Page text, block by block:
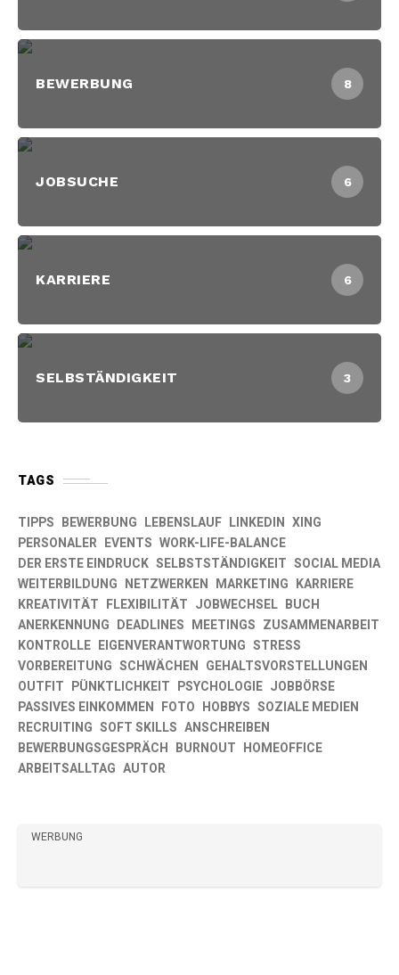
BEWERBUNG 8
JOBSUCHE 6
KARRIERE 6
SELBSTÄNDIGKEIT 3
TAGS
TIPPS BEWERBUNG LEBENSLAUF LINKEDIN XING
PERSONALER EVENTS WORK-LIFE-BALANCE
DER ERSTE EINDRUCK SELBSTSTÄNDIGKEIT SOCIAL MEDIA
WEITERBILDUNG NETZWERKEN MARKETING KARRIERE
KREATIVITÄT FLEXIBILITÄT JOBWECHSEL BUCH
ANERKENNUNG DEADLINES MEETINGS ZUSAMMENARBEIT
KONTROLLE EIGENVERANTWORTUNG STRESS
VORBEREITUNG SCHWÄCHEN GEHALTSVORSTELLUNGEN
OUTFIT PÜNKTLICHKEIT PSYCHOLOGIE JOBBÖRSE
PASSIVES EINKOMMEN FOTO HOBBYS SOZIALE MEDIEN
RECRUITING SOFT SKILLS ANSCHREIBEN
BEWERBUNGSGESPRÄCH BURNOUT HOMEOFFICE
ARBEITSALLTAG AUTOR
WERBUNG